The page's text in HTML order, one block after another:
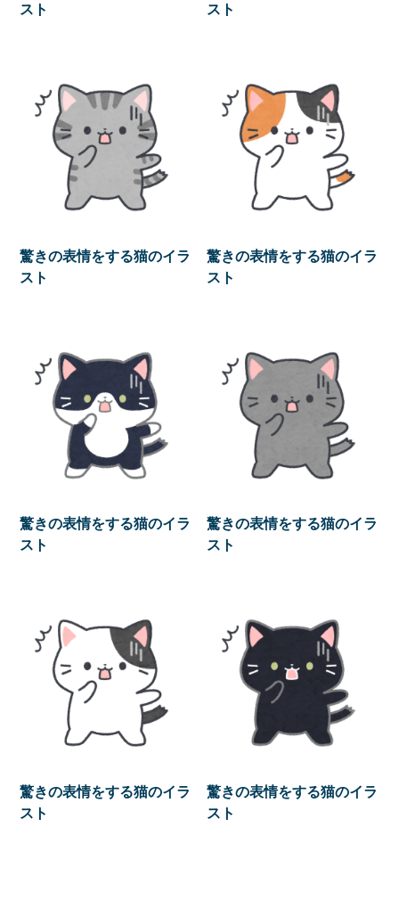
スト
スト
驚きの表情をする猫のイラ
スト
驚きの表情をする猫のイラ
スト
驚きの表情をする猫のイラ
スト
驚きの表情をする猫のイラ
スト
驚きの表情をする猫のイラ
スト
驚きの表情をする猫のイラ
スト